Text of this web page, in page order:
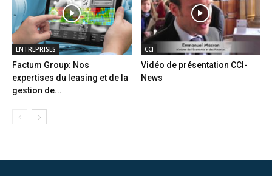
ENTREPRISES
Factum Group: Nos
expertises du leasing et de la
gestion de...
CCI
Vidéo de présentation CCI-
News